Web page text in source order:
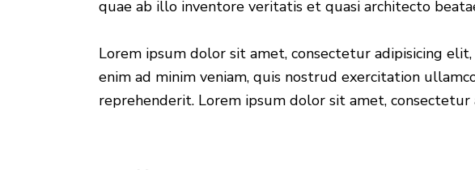
quae ab illo inventore veritatis et quasi architecto
Lorem ipsum dolor sit amet, consectetur adipisicing
enim ad minim veniam, quis nostrud exercitation
reprehenderit. Lorem ipsum dolor sit amet, consectetur